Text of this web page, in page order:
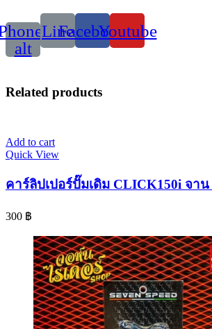
alt
LineFacebookYoutube
Related products
Add to cart
Quick View
คาร์ลิปเปอร์ปั๊มเดิม CLICK150i จาน
300 ฿